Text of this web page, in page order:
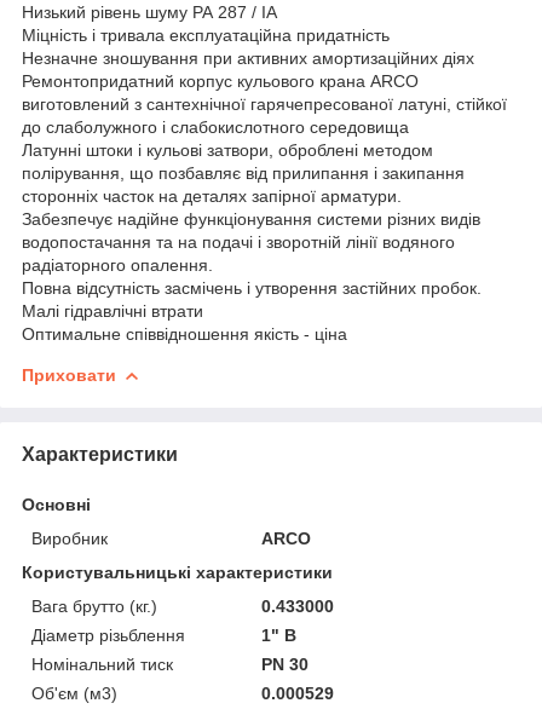
Низький рівень шуму РА 287 / IA
Міцність і тривала експлуатаційна придатність
Незначне зношування при активних амортизаційних діях
Ремонтопридатний корпус кульового крана ARCO
виготовлений з сантехнічної гарячепресованої латуні, стійкої
до слаболужного і слабокислотного середовища
Латунні штоки і кульові затвори, оброблені методом
полірування, що позбавляє від прилипання і закипання
сторонніх часток на деталях запірної арматури.
Забезпечує надійне функціонування системи різних видів
водопостачання та на подачі і зворотній лінії водяного
радіаторного опалення.
Повна відсутність засмічень і утворення застійних пробок.
Малі гідравлічні втрати
Оптимальне співвідношення якість - ціна
Приховати
Характеристики
Основні
Виробник
ARCO
Користувальницькі характеристики
Вага брутто (кг.)
0.433000
Діаметр різьблення
1" В
Номінальний тиск
PN 30
Об'єм (м3)
0.000529